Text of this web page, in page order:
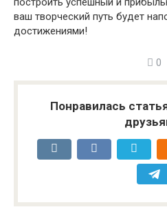
ваш творческий путь будет
достижениями!
0
Понравилась